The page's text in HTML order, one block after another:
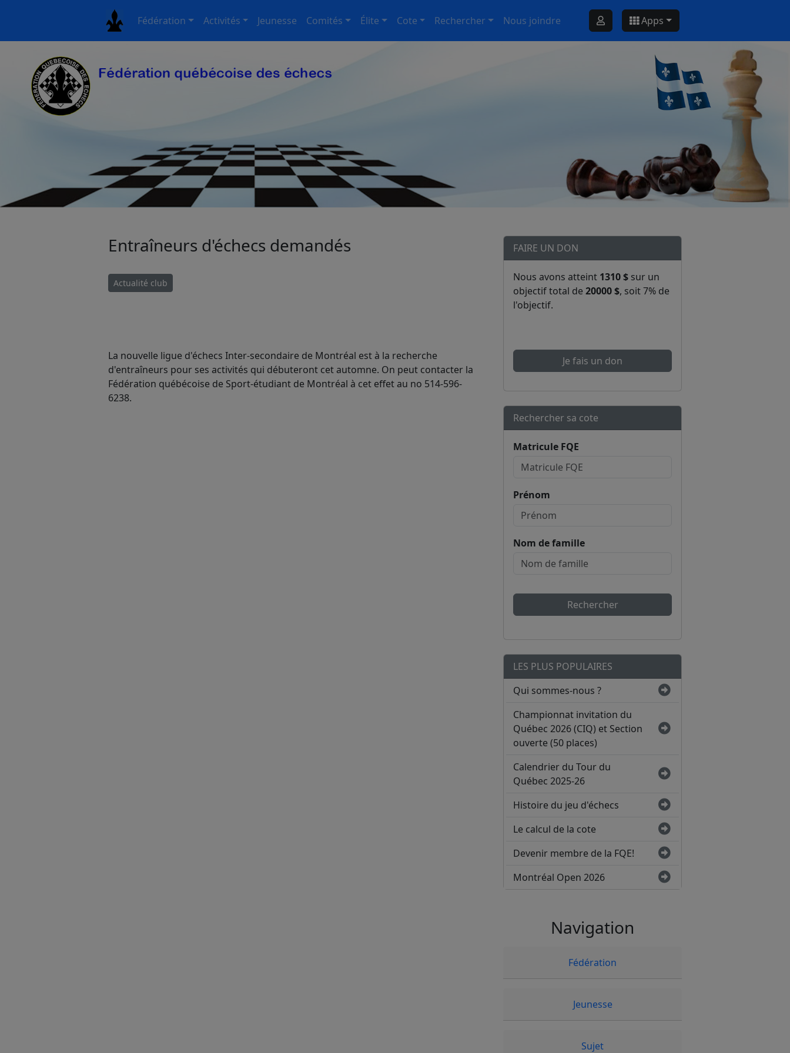
Fédération Activités Jeunesse Comités Élite Cote Rechercher Nous joindre Apps
Entraîneurs d'échecs demandés
Actualité club
La nouvelle ligue d'échecs Inter-secondaire de Montréal est à la recherche
d'entraîneurs pour ses activités qui débuteront cet automne. On peut contacter la
Fédération québécoise de Sport-étudiant de Montréal à cet effet au no 514-596-
6238.
FAIRE UN DON
Nous avons atteint 1310 $ sur un
objectif total de 20000 $, soit 7% de
l'objectif.
Je fais un don
Rechercher sa cote
Matricule FQE
Prénom
Nom de famille
Rechercher
LES PLUS POPULAIRES
Qui sommes-nous ?
Championnat invitation du
Québec 2026 (CIQ) et Section
ouverte (50 places)
Calendrier du Tour du
Québec 2025-26
Histoire du jeu d'échecs
Le calcul de la cote
Devenir membre de la FQE!
Montréal Open 2026
Navigation
Fédération
Jeunesse
Sujet